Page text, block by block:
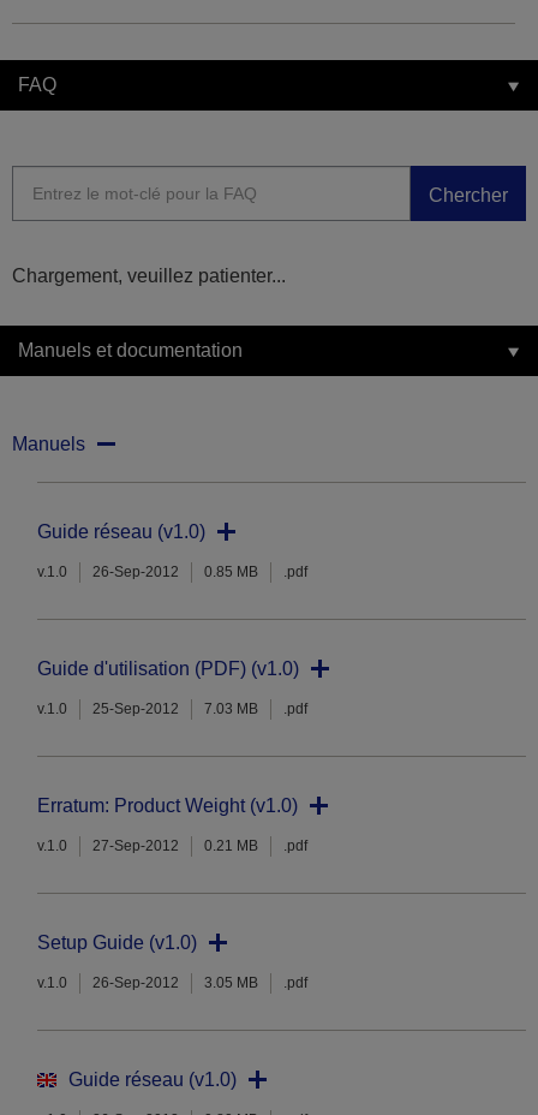
FAQ
Chercher
Chargement, veuillez patienter...
Manuels et documentation
Manuels
Guide réseau (v1.0)
v.1.0 26-Sep-2012 0.85 MB .pdf
Guide d'utilisation (PDF) (v1.0)
v.1.0 25-Sep-2012 7.03 MB .pdf
Erratum: Product Weight (v1.0)
v.1.0 27-Sep-2012 0.21 MB .pdf
Setup Guide (v1.0)
v.1.0 26-Sep-2012 3.05 MB .pdf
Guide réseau (v1.0)